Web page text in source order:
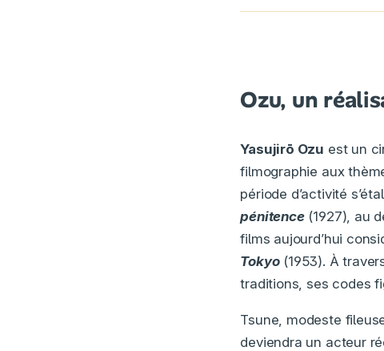
Ozu, un
Yasujirō Ozu est un
filmographie aux
période d’activité
pénitence(1927), au
films aujourd’hui
Tokyo(1953). À
traditions, ses codes
Tsune, modeste
deviendra un acteur